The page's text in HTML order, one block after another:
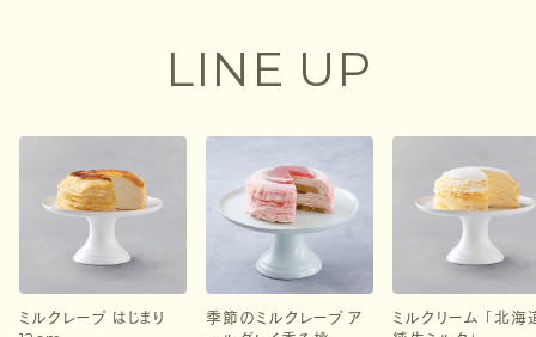
LINE UP
ミルクレープ はじまり
季節のミルクレープ ア
ミルクリーム 「北海